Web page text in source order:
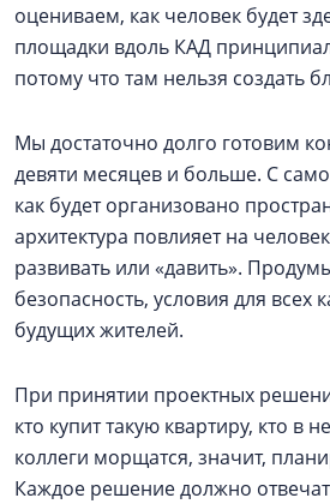
оцениваем, как человек будет
площадки вдоль КАД
потому что там нельзя создать
Мы достаточно долго готовим
девяти месяцев и больше. С
как будет организовано
архитектура повлияет на
развивать или «давить».
безопасность, условия для всех
будущих жителей.
При принятии проектных
кто купит такую квартиру, кто в
коллеги морщатся, значит,
Каждое решение должно